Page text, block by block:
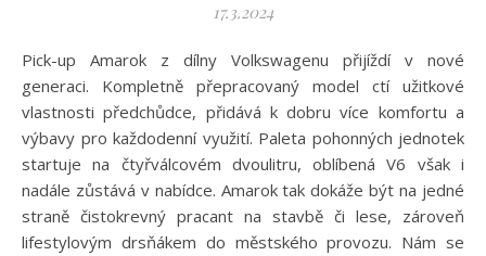
17.3.2024
Pick-up Amarok z dílny Volkswagenu přijíždí v nové
generaci. Kompletně přepracovaný model ctí užitkové
vlastnosti předchůdce, přidává k dobru více komfortu a
výbavy pro každodenní využití. Paleta pohonných jednotek
startuje na čtyřválcovém dvoulitru, oblíbená V6 však i
nadále zůstává v nabídce. Amarok tak dokáže být na jedné
straně čistokrevný pracant na stavbě či lese, zároveň
lifestylovým drsňákem do městského provozu. Nám se